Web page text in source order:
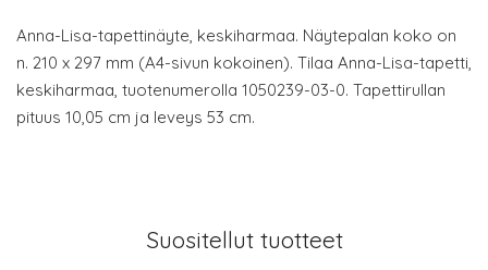
Anna-Lisa-tapettinäyte, keskiharmaa. Näytepalan koko on
n. 210 x 297 mm (A4-sivun kokoinen). Tilaa Anna-Lisa-tapetti,
keskiharmaa, tuotenumerolla 1050239-03-0. Tapettirullan
pituus 10,05 cm ja leveys 53 cm.
Suositellut tuotteet